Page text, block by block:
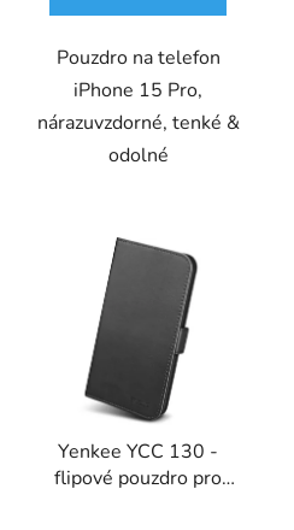
Pouzdro na telefon
iPhone 15 Pro,
nárazuvzdorné, tenké &
odolné
Yenkee YCC 130 -
flipové pouzdro pro